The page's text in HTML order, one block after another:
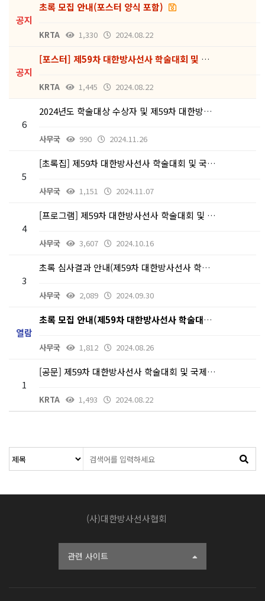
공지
초록 모집 안내(포스터 양식 포함)
KRTA 1,330 2024.08.22
공지
[포스터] 제59차 대한방사선사 학술대회 및 국제학술대…
KRTA 1,445 2024.08.22
6
2024년도 학술대상 수상자 및 제59차 대한방사선사 …
사무국 990 2024.11.26
5
[초록집] 제59차 대한방사선사 학술대회 및 국제학술대…
사무국 1,151 2024.11.07
4
[프로그램] 제59차 대한방사선사 학술대회 및 국제학술…
사무국 3,607 2024.10.16
3
초록 심사결과 안내(제59차 대한방사선사 학술대회 초…
사무국 2,089 2024.09.30
열람
초록 모집 안내(제59차 대한방사선사 학술대회 및 국제…
사무국 1,812 2024.08.26
1
[공문] 제59차 대한방사선사 학술대회 및 국제학술대회…
KRTA 1,493 2024.08.22
(사)대한방사선사협회
관련 사이트